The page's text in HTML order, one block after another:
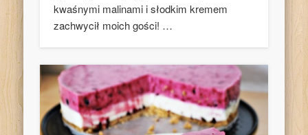
kwaśnymi malinami i słodkim kremem
zachwycił moich gości! …